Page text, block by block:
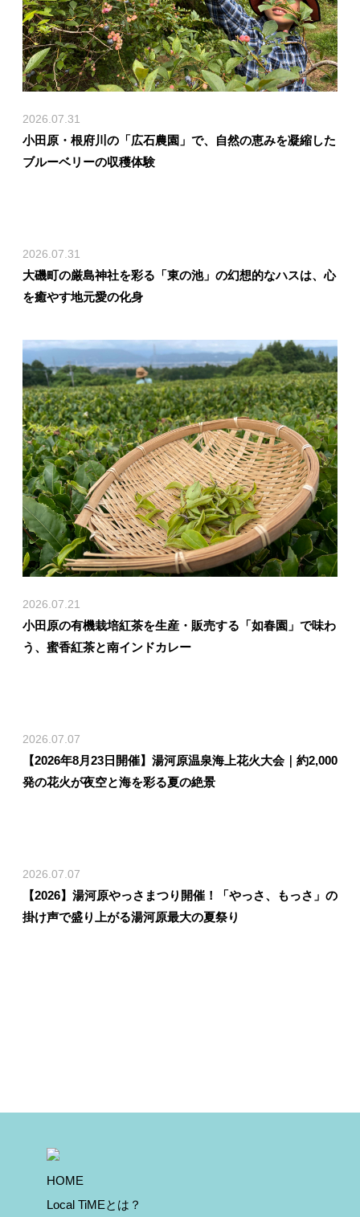
2026.07.31
小田原・根府川の「広石農園」で、自然の恵みを凝縮した
ブルーベリーの収穫体験
2026.07.31
大磯町の厳島神社を彩る「東の池」の幻想的なハスは、心
を癒やす地元愛の化身
2026.07.21
小田原の有機栽培紅茶を生産・販売する「如春園」で味わ
う、蜜香紅茶と南インドカレー
2026.07.07
【2026年8月23日開催】湯河原温泉海上花火大会｜約2,000
発の花火が夜空と海を彩る夏の絶景
2026.07.07
【2026】湯河原やっさまつり開催！「やっさ、もっさ」の
掛け声で盛り上がる湯河原最大の夏祭り
HOME
Local TiMEとは？